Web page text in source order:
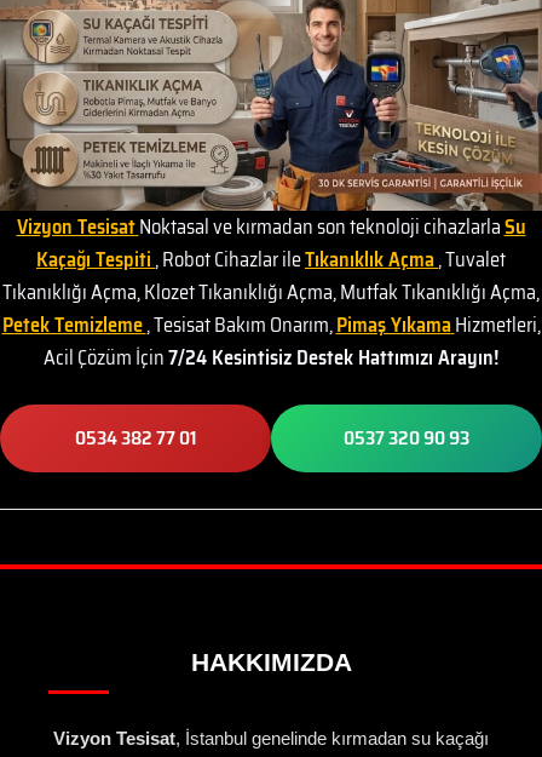
Vizyon TesisatNoktasal ve kırmadan son teknoloji cihazlarlaSu
Kaçağı Tespiti, Robot Cihazlar ileTıkanıklık Açma, Tuvalet
Tıkanıklığı Açma, Klozet Tıkanıklığı Açma, Mutfak Tıkanıklığı Açma,
Petek Temizleme, Tesisat Bakım Onarım,Pimaş YıkamaHizmetleri,
Acil Çözüm İçin7/24 Kesintisiz Destek Hattımızı Arayın!
0534 382 77 01 0537 320 90 93
HAKKIMIZDA
Vizyon Tesisat, İstanbul genelinde kırmadan su kaçağı